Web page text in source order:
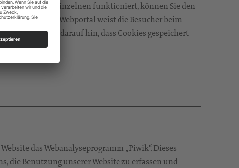
Wie dies im Einzelnen funktioniert, können Sie den
Das Webportal weist die Besucher beim
einer Meldung darauf hin, dass Cookies gespeichert
das Webanalyseprogramm „Piwik“. Dieses
die Benutzung unserer Website zu erfassen und